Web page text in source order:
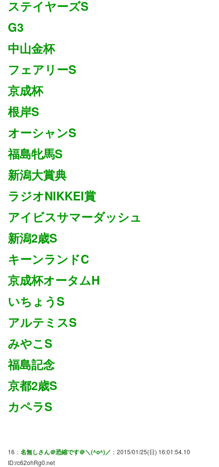
ステイヤーズS
G3
中山金杯
フェアリーS
京成杯
根岸S
オーシャンS
福島牝馬S
新潟大賞典
ラジオNIKKEI賞
アイビスサマーダッシュ
新潟2歳S
キーンランドC
京成杯オータムH
いちょうS
アルテミスS
みやこS
福島記念
京都2歳S
カペラS
16： 名無しさん＠恐縮です＠＼(^o^)／ ：2015/01/25(日) 16:01:54.10
ID:rc62ohRg0.net